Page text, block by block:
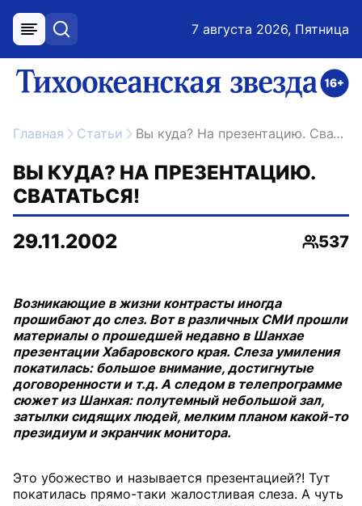
меню поиск 7 августа 2026, Пятница
ссылка на главную
Главная Статьи Вы куда? На презентацию. Свататься!
ВЫ КУДА? НА ПРЕЗЕНТАЦИЮ.
СВАТАТЬСЯ!
29.11.2002
537
Возникающие в жизни контрасты иногда
прошибают до слез. Вот в различных СМИ прошли
материалы о прошедшей недавно в Шанхае
презентации Хабаровского края. Слеза умиления
покатилась: большое внимание, достигнутые
договоренности и т.д. А следом в телепрограмме
сюжет из Шанхая: полутемный небольшой зал,
затылки сидящих людей, мелким планом какой-то
президиум и экранчик монитора.
Это убожество и называется презентацией?! Тут
покатилась прямо-таки жалостливая слеза. А чуть